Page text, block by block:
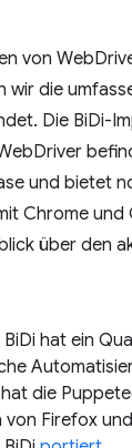
von
wir die
Die BiDi-
und bietet
Chrome und
über den
hat ein
die
Firefox